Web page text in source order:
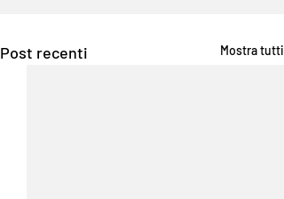
Post recenti Mostra tutti